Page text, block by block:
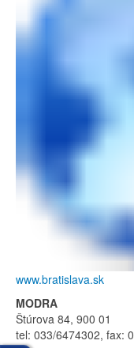
www.bratislava.sk
MODRA
Štúrova 84, 900 01
tel: 033/6474302, fax: